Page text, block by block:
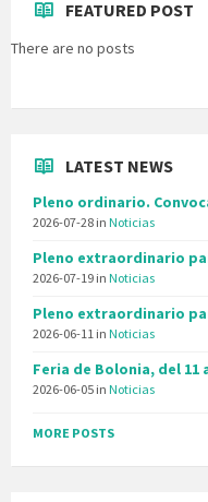
FEATURED POST
There are no posts
LATEST NEWS
Pleno ordinario.
2026-07-28 in Noticias
Pleno extraordinario
2026-07-19 in Noticias
Pleno extraordinario
2026-06-11 in Noticias
Feria de Bolonia, del 11
2026-06-05 in Noticias
MORE POSTS